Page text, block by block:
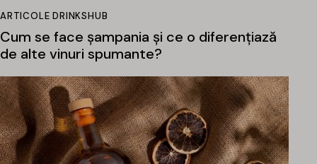
ARTICOLE DRINKSHUB
Cum se face șampania și ce o diferențiază
de alte vinuri spumante?